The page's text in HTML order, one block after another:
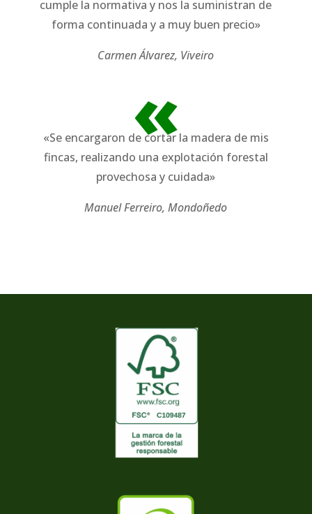
cumple la normativa y nos la suministran de
forma continuada y a muy buen precio»
Carmen Álvarez, Viveiro
«
«Se encargaron de cortar la madera de mis
fincas, realizando una explotación forestal
provechosa y cuidada»
Manuel Ferreiro, Mondoñedo